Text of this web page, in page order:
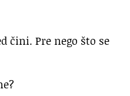
čini. Pre nego što se